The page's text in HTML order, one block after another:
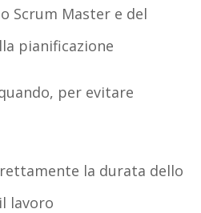
Scrum Master e del
pianificazione
, per evitare
la durata dello
lavoro